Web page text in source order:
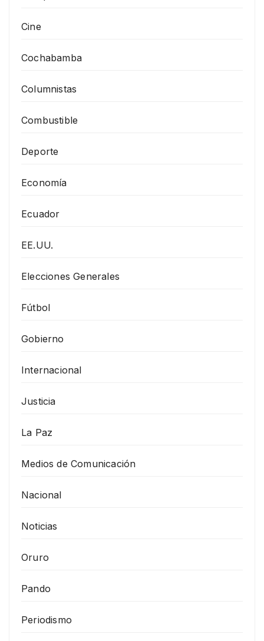
Cine
Cochabamba
Columnistas
Combustible
Deporte
Economía
Ecuador
EE.UU.
Elecciones Generales
Fútbol
Gobierno
Internacional
Justicia
La Paz
Medios de Comunicación
Nacional
Noticias
Oruro
Pando
Periodismo